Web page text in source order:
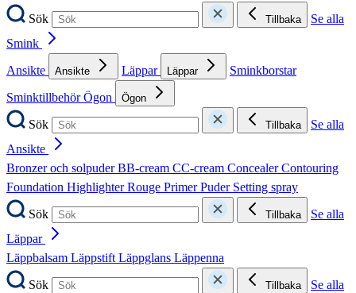
Sök
Tillbaka
Se alla
Smink
Ansikte
Ansikte Läppar Läppar
Sminkborstar
SminktillbehörÖgon Ögon
Sök Tillbaka
Se alla
Ansikte
Bronzer och solpuderBB-cream CC-cream ConcealerContouring
Foundation HighlighterRouge PrimerPuder Setting spray
Sök
Tillbaka
Se alla
Läppar
Läppbalsam LäppstiftLäppglans Läppenna
Sök
Tillbaka
Se alla